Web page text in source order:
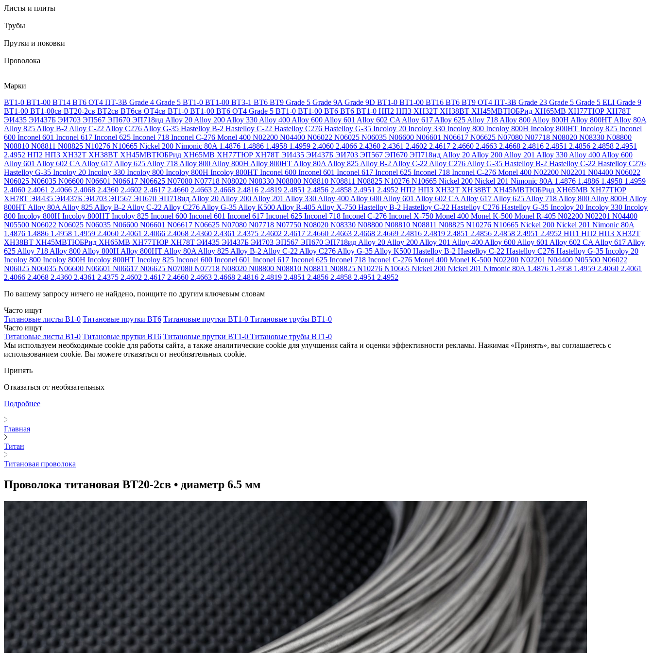
Листы и плиты
Трубы
Прутки и поковки
Проволока
Марки
ВТ1-0 ВТ1-00 ВТ14 ВТ6 ОТ4 ПТ-3В Grade 4 Grade 5 ВТ1-0 ВТ1-00 ВТ3-1 ВТ6 ВТ9 Grade 5 Grade 9A Grade 9D ВТ1-0 ВТ1-00 ВТ16 ВТ6 ВТ9 ОТ4 ПТ-3В Grade 23 Grade 5 Grade 5 ELI Grade 9
ВТ1-00 ВТ1-00св ВТ20-2св ВТ2св ВТ6св ОТ4св ВТ1-0 ВТ1-00 ВТ6 ОТ4 Grade 5 ВТ1-0 ВТ1-00 ВТ6 ВТ6 ВТ1-0 НП2 НП3 ХН32Т ХН38ВТ ХН45МВТЮБРид ХН65МВ ХН77ТЮР ХН78Т
ЭИ435 ЭИ437Б ЭИ703 ЭП567 ЭП670 ЭП718ид Alloy 20 Alloy 200 Alloy 330 Alloy 400 Alloy 600 Alloy 601 Alloy 602 CA Alloy 617 Alloy 625 Alloy 718 Alloy 800 Alloy 800H Alloy 800HT Alloy 80A
Alloy 825 Alloy B-2 Alloy C-22 Alloy C276 Alloy G-35 Hastelloy B-2 Hastelloy C-22 Hastelloy C276 Hastelloy G-35 Incoloy 20 Incoloy 330 Incoloy 800 Incoloy 800H Incoloy 800HT Incoloy 825 Inconel
600 Inconel 601 Inconel 617 Inconel 625 Inconel 718 Inconel C-276 Monel 400 N02200 N04400 N06022 N06025 N06035 N06600 N06601 N06617 N06625 N07080 N07718 N08020 N08330 N08800
N08810 N08811 N08825 N10276 N10665 Nickel 200 Nimonic 80A 1.4876 1.4886 1.4958 1.4959 2.4060 2.4066 2.4360 2.4361 2.4602 2.4617 2.4660 2.4663 2.4668 2.4816 2.4851 2.4856 2.4858 2.4951
2.4952 НП2 НП3 ХН32Т ХН38ВТ ХН45МВТЮБРид ХН65МВ ХН77ТЮР ХН78Т ЭИ435 ЭИ437Б ЭИ703 ЭП567 ЭП670 ЭП718ид Alloy 20 Alloy 200 Alloy 201 Alloy 330 Alloy 400 Alloy 600
Alloy 601 Alloy 602 CA Alloy 617 Alloy 625 Alloy 718 Alloy 800 Alloy 800H Alloy 800HT Alloy 80A Alloy 825 Alloy B-2 Alloy C-22 Alloy C276 Alloy G-35 Hastelloy B-2 Hastelloy C-22 Hastelloy C276
Hastelloy G-35 Incoloy 20 Incoloy 330 Incoloy 800 Incoloy 800H Incoloy 800HT Inconel 600 Inconel 601 Inconel 617 Inconel 625 Inconel 718 Inconel C-276 Monel 400 N02200 N02201 N04400 N06022
N06025 N06035 N06600 N06601 N06617 N06625 N07080 N07718 N08020 N08330 N08800 N08810 N08811 N08825 N10276 N10665 Nickel 200 Nickel 201 Nimonic 80A 1.4876 1.4886 1.4958 1.4959
2.4060 2.4061 2.4066 2.4068 2.4360 2.4602 2.4617 2.4660 2.4663 2.4668 2.4816 2.4819 2.4851 2.4856 2.4858 2.4951 2.4952 НП2 НП3 ХН32Т ХН38ВТ ХН45МВТЮБРид ХН65МВ ХН77ТЮР
ХН78Т ЭИ435 ЭИ437Б ЭИ703 ЭП567 ЭП670 ЭП718ид Alloy 20 Alloy 200 Alloy 201 Alloy 330 Alloy 400 Alloy 600 Alloy 601 Alloy 602 CA Alloy 617 Alloy 625 Alloy 718 Alloy 800 Alloy 800H Alloy
800HT Alloy 80A Alloy 825 Alloy B-2 Alloy C-22 Alloy C276 Alloy G-35 Alloy K500 Alloy R-405 Alloy X-750 Hastelloy B-2 Hastelloy C-22 Hastelloy C276 Hastelloy G-35 Incoloy 20 Incoloy 330 Incoloy
800 Incoloy 800H Incoloy 800HT Incoloy 825 Inconel 600 Inconel 601 Inconel 617 Inconel 625 Inconel 718 Inconel C-276 Inconel X-750 Monel 400 Monel K-500 Monel R-405 N02200 N02201 N04400
N05500 N06022 N06025 N06035 N06600 N06601 N06617 N06625 N07080 N07718 N07750 N08020 N08330 N08800 N08810 N08811 N08825 N10276 N10665 Nickel 200 Nickel 201 Nimonic 80A
1.4876 1.4886 1.4958 1.4959 2.4060 2.4061 2.4066 2.4068 2.4360 2.4361 2.4375 2.4602 2.4617 2.4660 2.4663 2.4668 2.4669 2.4816 2.4819 2.4851 2.4856 2.4858 2.4951 2.4952 НП1 НП2 НП3 ХН32Т
ХН38ВТ ХН45МВТЮБРид ХН65МВ ХН77ТЮР ХН78Т ЭИ435 ЭИ437Б ЭИ703 ЭП567 ЭП670 ЭП718ид Alloy 20 Alloy 200 Alloy 201 Alloy 400 Alloy 600 Alloy 601 Alloy 602 CA Alloy 617 Alloy
625 Alloy 718 Alloy 800 Alloy 800H Alloy 800HT Alloy 80A Alloy 825 Alloy B-2 Alloy C-22 Alloy C276 Alloy G-35 Alloy K500 Hastelloy B-2 Hastelloy C-22 Hastelloy C276 Hastelloy G-35 Incoloy 20
Incoloy 800 Incoloy 800H Incoloy 800HT Incoloy 825 Inconel 600 Inconel 601 Inconel 617 Inconel 625 Inconel 718 Inconel C-276 Monel 400 Monel K-500 N02200 N02201 N04400 N05500 N06022
N06025 N06035 N06600 N06601 N06617 N06625 N07080 N07718 N08020 N08800 N08810 N08811 N08825 N10276 N10665 Nickel 200 Nickel 201 Nimonic 80A 1.4876 1.4958 1.4959 2.4060 2.4061
2.4066 2.4068 2.4360 2.4361 2.4375 2.4602 2.4617 2.4660 2.4663 2.4668 2.4816 2.4819 2.4851 2.4856 2.4858 2.4951 2.4952
По вашему запросу ничего не найдено, поищите по другим ключевым словам
Часто ищут
Титановые листы В1-0 Титановые прутки ВТ6 Титановые прутки ВТ1-0 Титановые трубы ВТ1-0
Часто ищут
Титановые листы В1-0 Титановые прутки ВТ6 Титановые прутки ВТ1-0 Титановые трубы ВТ1-0
Мы используем необходимые cookie для работы сайта, а также аналитические cookie для улучшения сайта и оценки эффективности рекламы. Нажимая «Принять», вы соглашаетесь с
использованием cookie. Вы можете отказаться от необязательных cookie.
Принять
Отказаться от необязательных
Подробнее
Главная
Титан
Титановая проволока
Проволока титановая ВТ20-2св • диаметр 6.5 мм